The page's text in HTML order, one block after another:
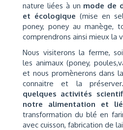
nature liées à un mode de
et écologique (mise en
poney, poney au manège,
comprendrons ainsi mieux la
Nous visiterons la ferme,
les animaux (poney,
et nous promènerons dans
connaitre et la
quelques activités
notre alimentation et
transformation du blé en
avec cuisson, fabrication de